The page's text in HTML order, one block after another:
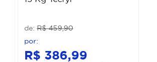
R$ 459,90
R$ 386,99